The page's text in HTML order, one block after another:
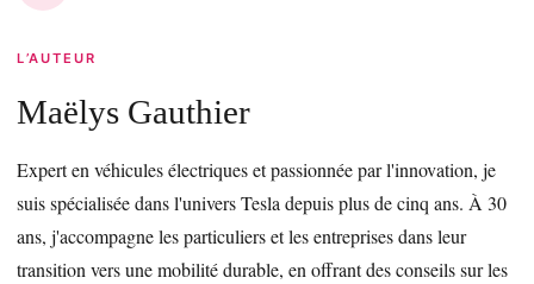
L’AUTEUR
Maëlys Gauthier
Expert en véhicules électriques et passionnée par l'innovation, je
suis spécialisée dans l'univers Tesla depuis plus de cinq ans. À 30
ans, j'accompagne les particuliers et les entreprises dans leur
transition vers une mobilité durable, en offrant des conseils sur les